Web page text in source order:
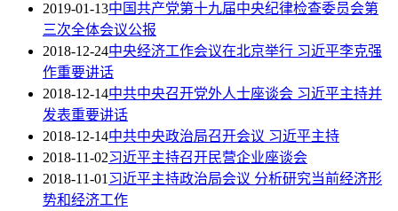
2019-01-13中国共产党第十九届中央纪律检查委员会第
三次全体会议公报
2018-12-24中央经济工作会议在北京举行 习近平李克强
作重要讲话
2018-12-14中共中央召开党外人士座谈会 习近平主持并
发表重要讲话
2018-12-14中共中央政治局召开会议 习近平主持
2018-11-02习近平主持召开民营企业座谈会
2018-11-01习近平主持政治局会议 分析研究当前经济形
势和经济工作